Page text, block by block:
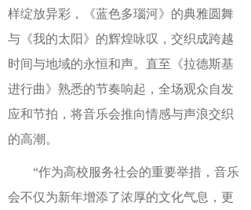
样绽放异彩，《蓝色多瑙河》的典雅圆舞
与《我的太阳》的辉煌咏叹，交织成跨越
时间与地域的永恒和声。直至《拉德斯基
进行曲》熟悉的节奏响起，全场观众自发
应和节拍，将音乐会推向情感与声浪交织
的高潮。
“作为高校服务社会的重要举措，音乐
会不仅为新年增添了浓厚的文化气息，更